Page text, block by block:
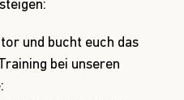
und bucht euch das
bei unseren